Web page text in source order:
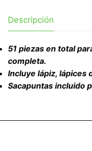
Descripción
51 piezas en total
completa.
Incluye lápiz, lápices
Sacapuntas incluido